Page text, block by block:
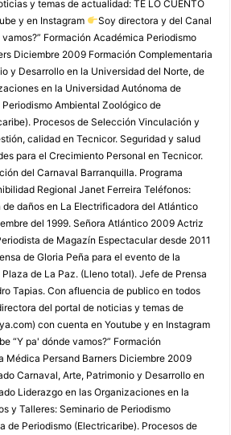
y temas de actualidad: TE LO CUENTO
y en Instagram
Soy directora y del Canal
Formación Académica Periodismo
Diciembre 2009 Formación Complementaria
y Desarrollo en la Universidad del Norte, de
en la Universidad Autónoma de
Ambiental Zoológico de
Procesos de Selección Vinculación y
calidad en Tecnicor. Seguridad y salud
para el Crecimiento Personal en Tecnicor.
del Carnaval Barranquilla. Programa
Regional Janet Ferreira Teléfonos:
daños en La Electrificadora del Atlántico
del 1999. Señora Atlántico 2009 Actriz
de Magazín Espectacular desde 2011
de Gloria Peña para el evento de la
de La Paz. (Lleno total). Jefe de Prensa
Tapias. Con afluencia de publico en todos
del portal de noticias y temas de
con cuenta en Youtube y en Instagram
“Y pa' dónde vamos?” Formación
Médica Persand Barners Diciembre 2009
Carnaval, Arte, Patrimonio y Desarrollo en
Liderazgo en las Organizaciones en la
y Talleres: Seminario de Periodismo
de Periodismo (Electricaribe). Procesos de